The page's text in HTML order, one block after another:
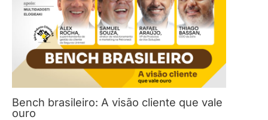
Bench brasileiro: A visão cliente que vale
ouro